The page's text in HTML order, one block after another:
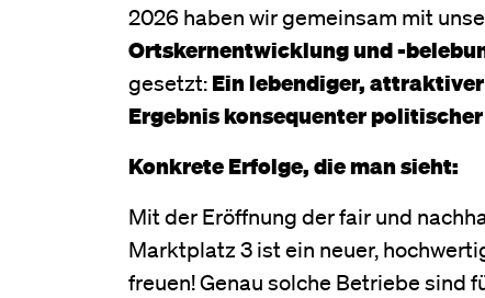
2026 haben wir gemeinsam mit
Ortskernentwicklung und -
gesetzt:Ein lebendiger,
Ergebnis konsequenter
Konkrete Erfolge, die man sieht:
Mit der Eröffnung der fair und
Marktplatz 3 ist ein neuer,
freuen! Genau solche Betriebe sind